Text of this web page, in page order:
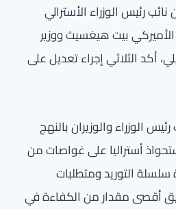
رئيس الوزراء الأسترالي
الأميركي بيت هيغسيث ووزير
أكد الثلاثي إجراء تعديل على
الوزراء والوزيران بالنهج
أستراليا على غواصات من
سلسلة التوريد ومتطلبات
أقصى مقدار من الكفاءة في